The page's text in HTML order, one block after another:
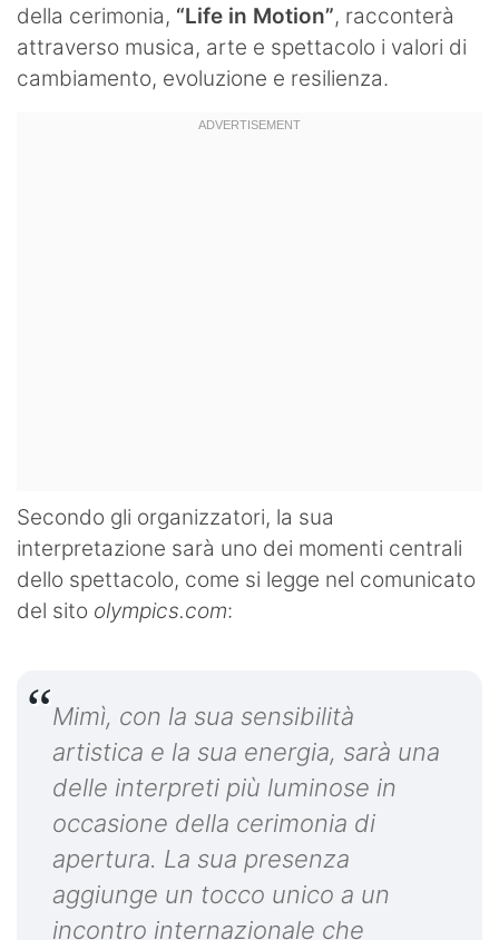
della cerimonia, “Life in Motion”, racconterà
attraverso musica, arte e spettacolo i valori di
cambiamento, evoluzione e resilienza.
Secondo gli organizzatori, la sua
interpretazione sarà uno dei momenti centrali
dello spettacolo, come si legge nel comunicato
del sito olympics.com:
Mimì, con la sua sensibilità
artistica e la sua energia, sarà una
delle interpreti più luminose in
occasione della cerimonia di
apertura. La sua presenza
aggiunge un tocco unico a un
incontro internazionale che